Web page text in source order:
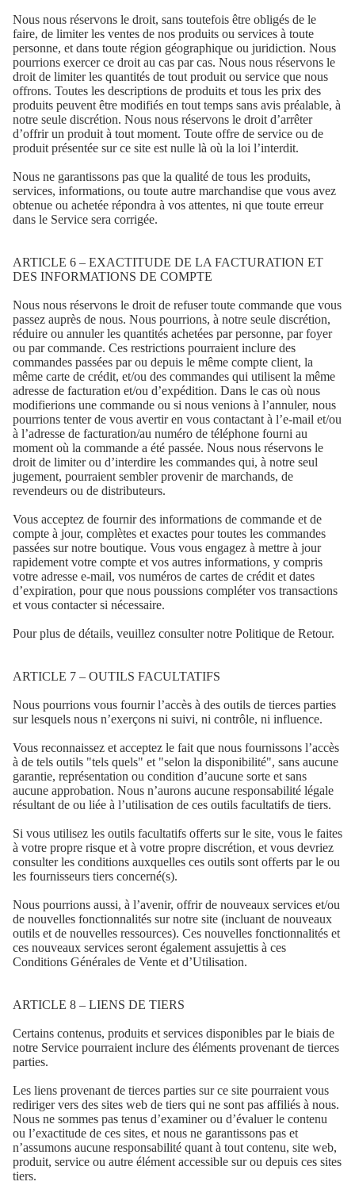
Nous nous réservons le droit, sans toutefois être obligés de le
faire, de limiter les ventes de nos produits ou services à toute
personne, et dans toute région géographique ou juridiction. Nous
pourrions exercer ce droit au cas par cas. Nous nous réservons le
droit de limiter les quantités de tout produit ou service que nous
offrons. Toutes les descriptions de produits et tous les prix des
produits peuvent être modifiés en tout temps sans avis préalable, à
notre seule discrétion. Nous nous réservons le droit d’arrêter
d’offrir un produit à tout moment. Toute offre de service ou de
produit présentée sur ce site est nulle là où la loi l’interdit.
Nous ne garantissons pas que la qualité de tous les produits,
services, informations, ou toute autre marchandise que vous avez
obtenue ou achetée répondra à vos attentes, ni que toute erreur
dans le Service sera corrigée.
ARTICLE 6 – EXACTITUDE DE LA FACTURATION ET
DES INFORMATIONS DE COMPTE
Nous nous réservons le droit de refuser toute commande que vous
passez auprès de nous. Nous pourrions, à notre seule discrétion,
réduire ou annuler les quantités achetées par personne, par foyer
ou par commande. Ces restrictions pourraient inclure des
commandes passées par ou depuis le même compte client, la
même carte de crédit, et/ou des commandes qui utilisent la même
adresse de facturation et/ou d’expédition. Dans le cas où nous
modifierions une commande ou si nous venions à l’annuler, nous
pourrions tenter de vous avertir en vous contactant à l’e-mail et/ou
à l’adresse de facturation/au numéro de téléphone fourni au
moment où la commande a été passée. Nous nous réservons le
droit de limiter ou d’interdire les commandes qui, à notre seul
jugement, pourraient sembler provenir de marchands, de
revendeurs ou de distributeurs.
Vous acceptez de fournir des informations de commande et de
compte à jour, complètes et exactes pour toutes les commandes
passées sur notre boutique. Vous vous engagez à mettre à jour
rapidement votre compte et vos autres informations, y compris
votre adresse e-mail, vos numéros de cartes de crédit et dates
d’expiration, pour que nous poussions compléter vos transactions
et vous contacter si nécessaire.
Pour plus de détails, veuillez consulter notre Politique de Retour.
ARTICLE 7 – OUTILS FACULTATIFS
Nous pourrions vous fournir l’accès à des outils de tierces parties
sur lesquels nous n’exerçons ni suivi, ni contrôle, ni influence.
Vous reconnaissez et acceptez le fait que nous fournissons l’accès
à de tels outils "tels quels" et "selon la disponibilité", sans aucune
garantie, représentation ou condition d’aucune sorte et sans
aucune approbation. Nous n’aurons aucune responsabilité légale
résultant de ou liée à l’utilisation de ces outils facultatifs de tiers.
Si vous utilisez les outils facultatifs offerts sur le site, vous le faites
à votre propre risque et à votre propre discrétion, et vous devriez
consulter les conditions auxquelles ces outils sont offerts par le ou
les fournisseurs tiers concerné(s).
Nous pourrions aussi, à l’avenir, offrir de nouveaux services et/ou
de nouvelles fonctionnalités sur notre site (incluant de nouveaux
outils et de nouvelles ressources). Ces nouvelles fonctionnalités et
ces nouveaux services seront également assujettis à ces
Conditions Générales de Vente et d’Utilisation.
ARTICLE 8 – LIENS DE TIERS
Certains contenus, produits et services disponibles par le biais de
notre Service pourraient inclure des éléments provenant de tierces
parties.
Les liens provenant de tierces parties sur ce site pourraient vous
rediriger vers des sites web de tiers qui ne sont pas affiliés à nous.
Nous ne sommes pas tenus d’examiner ou d’évaluer le contenu
ou l’exactitude de ces sites, et nous ne garantissons pas et
n’assumons aucune responsabilité quant à tout contenu, site web,
produit, service ou autre élément accessible sur ou depuis ces sites
tiers.